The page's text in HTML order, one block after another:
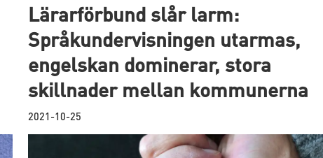
Lärarförbund slår larm:
Språkundervisningen utarmas,
engelskan dominerar, stora
skillnader mellan kommunerna
2021-10-25